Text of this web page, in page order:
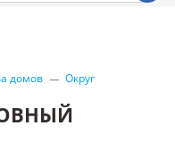
домов Округ